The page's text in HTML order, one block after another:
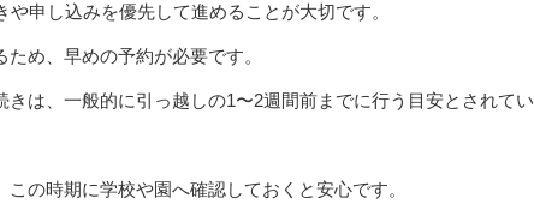
申し込みを優先して進めることが大切です。
め、早めの予約が必要です。
は、一般的に引っ越しの1〜2週間前までに行う目安とされてい
の時期に学校や園へ確認しておくと安心です。